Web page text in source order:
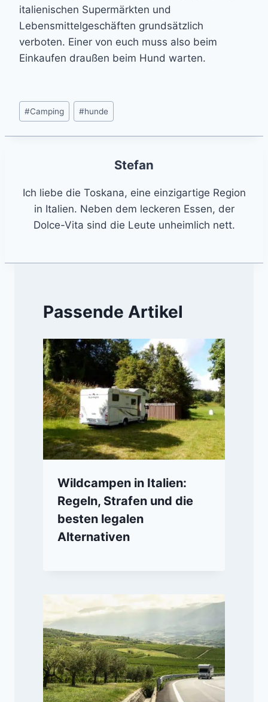
italienischen Supermärkten und
Lebensmittelgeschäften grundsätzlich
verboten. Einer von euch muss also beim
Einkaufen draußen beim Hund warten.
Post
Tags:
#Camping #hunde
Stefan
Ich liebe die Toskana, eine einzigartige Region
in Italien. Neben dem leckeren Essen, der
Dolce-Vita sind die Leute unheimlich nett.
Passende Artikel
Wildcampen in Italien:
Regeln, Strafen und die
besten legalen
Alternativen